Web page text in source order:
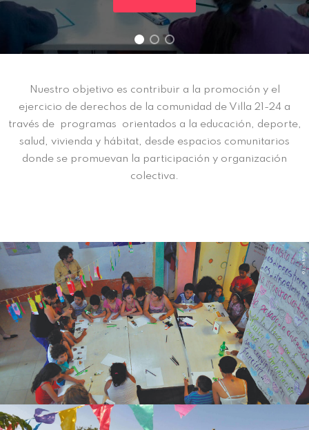
Nuestro objetivo es contribuir a la promoción y el
ejercicio de derechos de la comunidad de Villa 21-24 a
través de programas orientados a la educación, deporte,
salud, vivienda y hábitat, desde espacios comunitarios
donde se promuevan la participación y organización
colectiva.
CENTRO CULTURAL LA CASITA